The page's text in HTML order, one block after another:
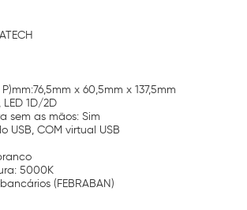
x 60,5mm x 137,5mm
1D/2D
sem as mãos: Sim
USB, COM virtual USB
5000K
(FEBRABAN)